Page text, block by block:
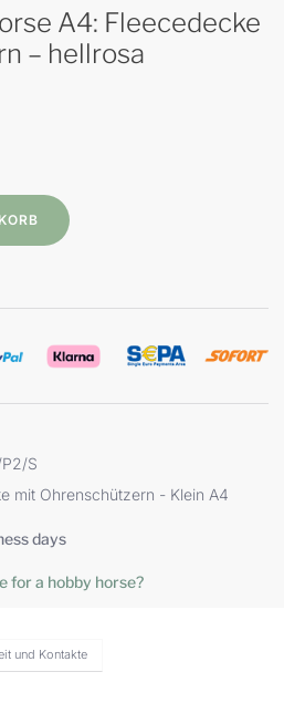
A4: Fleecedecke
– hellrosa
S
mit Ohrenschützern - Klein A4
days
for a hobby horse?
und Kontakte